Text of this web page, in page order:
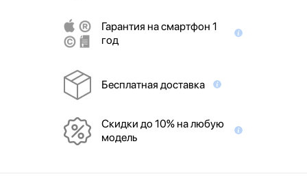
Гарантия на смартфон 1
год
Бесплатная доставка
Скидки до 10% на любую
модель